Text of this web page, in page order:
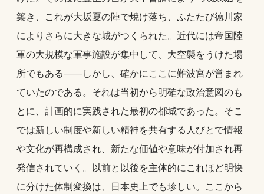
築き、これが大坂夏の陣で焼け落ち、ふたたび徳川家
によりさらに大きな城がつくられた。近代には帝国陸
軍の大規模な軍事施設が集中して、大空襲をうけた場
所でもある――しかし、確かにここに難波宮が営まれ
ていたのである。それは当初から明確な政治意図のも
とに、計画的に実践された最初の都城であった。そこ
では新しい制度や新しい精神を共有する人びとで情報
や文化が再構成され、新たな価値や意味が付加され再
発信されていく。以前と以後を主体的にこれほど明快
に分けた体制変換は、日本史上でも珍しい。ここから